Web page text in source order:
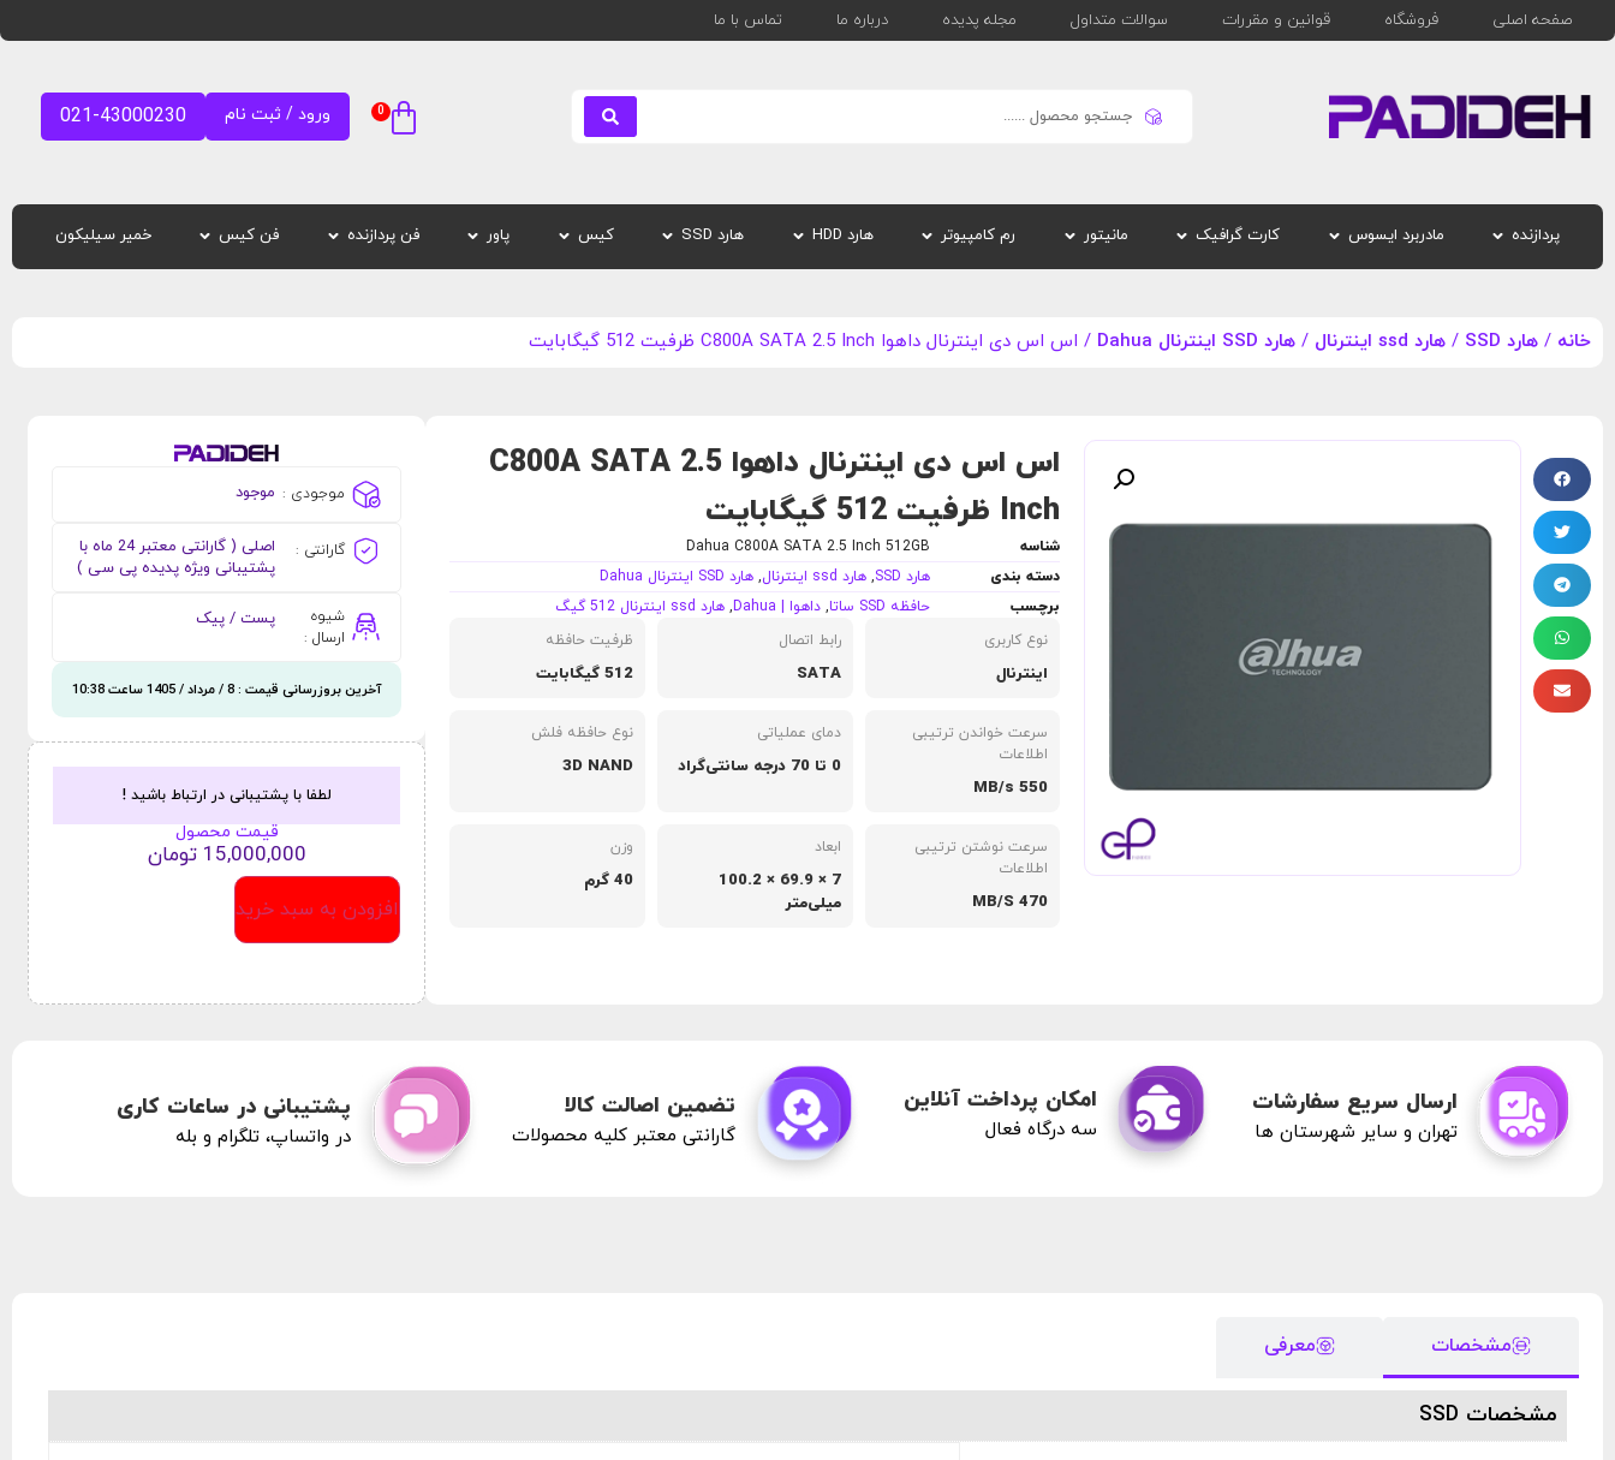
صفحه اصلی فروشگاه قوانین و مقررات سوالات متداول مجله پدیده درباره ما تماس با ما
0 ورود / ثبت نام 021-43000230
پردازنده مادربرد ایسوس کارت گرافیک مانیتور رم کامپیوتر هارد HDD هارد SSD کیس پاور فن پردازنده فن کیس خمیر سیلیکون
خانه / هارد SSD / هارد ssd اینترنال / هارد SSD اینترنال Dahua / اس اس دی اینترنال داهوا C800A SATA 2.5 Inch ظرفیت 512 گیگابایت
اس اس دی اینترنال داهوا C800A SATA 2.5
Inch ظرفیت 512 گیگابایت
شناسه
Dahua C800A SATA 2.5 Inch 512GB
دسته بندی
هارد SSD , هارد ssd اینترنال , هارد SSD اینترنال Dahua
برچسب
حافظه SSD ساتا , داهوا | Dahua , هارد ssd اینترنال 512 گیگ
نوع کاربری
اینترنال
رابط اتصال
SATA
ظرفیت حافظه
512 گیگابایت
سرعت خواندن ترتیبی
اطلاعات
550 MB/s
دمای عملیاتی
0 تا 70 درجه سانتی‌گراد
نوع حافظه فلش
3D NAND
سرعت نوشتن ترتیبی
اطلاعات
470 MB/S
ابعاد
7 × 69.9 × 100.2
میلی‌متر
وزن
40 گرم
موجودی : موجود
گارانتی :
اصلی ( گارانتی معتبر 24 ماه با
پشتیبانی ویژه پدیده پی سی )
شیوه
ارسال :
پست / پیک
آخرین بروزرسانی قیمت : 8 / مرداد / 1405 ساعت 10:38
لطفا با پشتیبانی در ارتباط باشید !
قیمت محصول
15,000,000 تومان
افزودن به سبد خرید
ارسال سریع سفارشات
تهران و سایر شهرستان ها
امکان پرداخت آنلاین
سه درگاه فعال
تضمین اصالت کالا
گارانتی معتبر کلیه محصولات
پشتیبانی در ساعات کاری
در واتساپ، تلگرام و بله
مشخصات معرفی
مشخصات SSD